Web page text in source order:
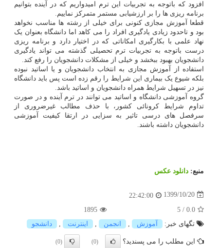
افزود که باتوجه به تجربیات این ترم امیدواریم که در آینده بتوانیم
برنامه ریزی ها را بر ارزشیابی مستمر متمرکز نماییم.
قطعا آموزش مجازی کنونی برای خیلی از رشته ها مناسب نخواهد
بود و تاحدود زیادی یادگیری افراد را می کاهد اما دانشگاه بعنوان یک
نهاد علمی با بکارگیری امکاناتی که در اختیار دارد و برنامه ریزی
درست باتوجه به تجربیات ترم تحصیلی گذشته می تواند یادگیری
دانشجویان بهبود ببخشد و خیلی از مشکلات دانشجویان را رفع کند.
استفاده از آموزش مجازی به انتخاب دانشجویان و یا اساتید نبوده
بلکه شیوع یک بیماری این شرایط را رقم زده است پس باید دانشگاه
نیز در تسهیل شرایط همراه دانشجویان و اساتید باشد.
گروه آموزشی دانشگاه و اساتید می توانند در ترم آینده و در صورت
تداوم شرایط کرونائی کشور، با حذف مطالب غیرضروری از
سرفصل های درسی تاثیر به سزایی در ارتقا کیفیت آموزشی
دانشجویان داشته باشند.
منبع: دانلود عكس
1399/10/20
22:42:00
0.0
/
5
1895
تگهای خبر:
آموزش انجمن اینترنت دانشجو
این مطلب را می پسندید؟ (0)
(0)